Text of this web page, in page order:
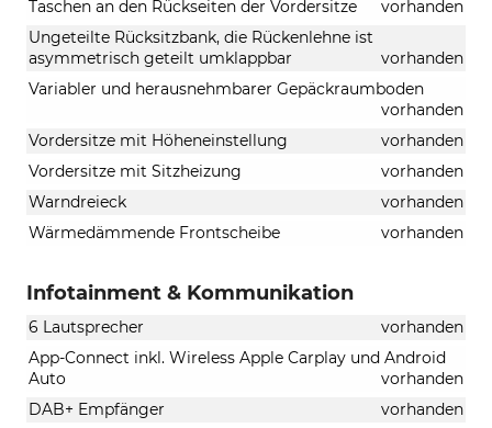
Taschen an den Rückseiten der Vordersitze
vorhanden
Ungeteilte Rücksitzbank, die Rückenlehne ist
asymmetrisch geteilt umklappbar
vorhanden
Variabler und herausnehmbarer Gepäckraumboden
vorhanden
Vordersitze mit Höheneinstellung
vorhanden
Vordersitze mit Sitzheizung
vorhanden
Warndreieck
vorhanden
Wärmedämmende Frontscheibe
vorhanden
Infotainment & Kommunikation
6 Lautsprecher
vorhanden
App-Connect inkl. Wireless Apple Carplay und Android
Auto
vorhanden
DAB+ Empfänger
vorhanden